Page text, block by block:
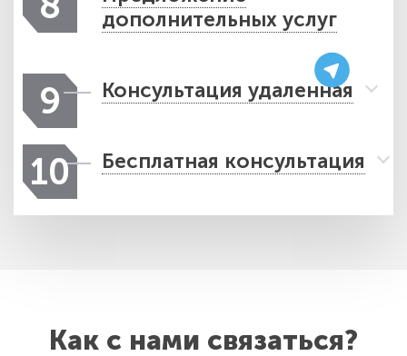
дополнительных услуг
9 Консультация удаленная
10 Бесплатная консультация
Как с нами связаться?